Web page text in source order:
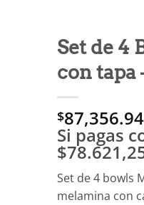
Set de 4
con tapa
$87,356.94
Si pagas
Set de 4 bowls
melamina con